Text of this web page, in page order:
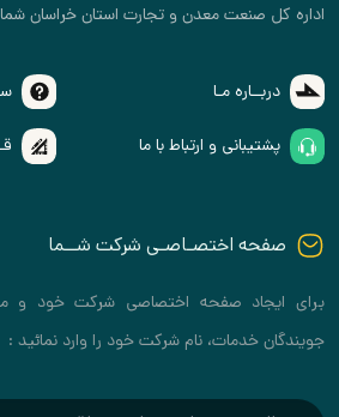
اداره کل صنعت معدن و تجارت استان خراسان
دربــاره مـا
پشتیبانی و ارتباط با ما
صفحه اختصـاصـی شرکت شــما
برای ایجاد صفحه اختصاصی شرکت خود و
جویندگان خدمات، نام شرکت خود را وارد نمائید :